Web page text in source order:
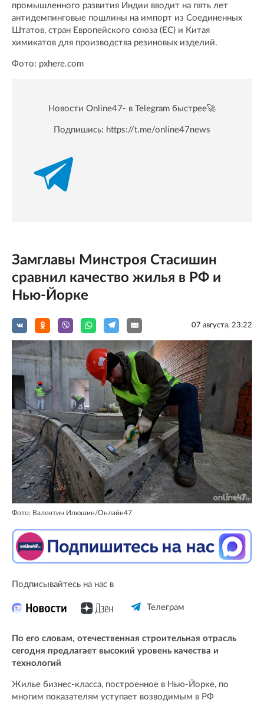
промышленного развития Индии вводит на пять лет
антидемпинговые пошлины на импорт из Соединенных
Штатов, стран Европейского союза (ЕС) и Китая
химикатов для производства резиновых изделий.
Фото: pxhere.com
Новости Online47- в Telegram быстрее🚀
Подпишись: https://t.me/online47news
Замглавы Минстроя Стасишин
сравнил качество жилья в РФ и
Нью-Йорке
07 августа, 23:22
Фото: Валентин Илюшин/Онлайн47
Подписывайтесь на нас в
Телеграм
По его словам, отечественная строительная отрасль
сегодня предлагает высокий уровень качества и
технологий
Жилье бизнес-класса, построенное в Нью-Йорке, по
многим показателям уступает возводимым в РФ